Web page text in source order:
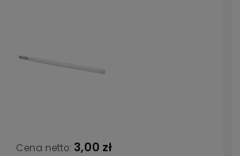
Cena netto: 3,00 zł